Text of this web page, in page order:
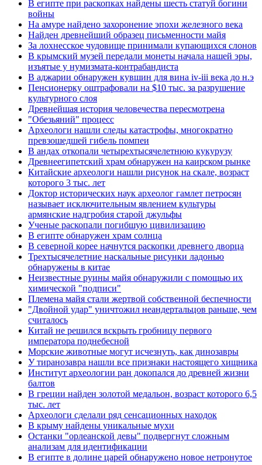
В египте при раскопках найдены шесть статуй богини
войны
На амуре найдено захоронение эпохи железного века
Найден древнейший образец письменности майя
За лохнесское чудовище принимали купающихся слонов
В крымский музей передали монеты начала нашей эры,
изъятые у нумизмата-контрабандиста
В аджарии обнаружен кувшин для вина iv-iii века до н.э
Пенсионерку оштрафовали на $10 тыс. за разрушение
культурного слоя
Древнейшая история человечества пересмотрена
"Обезьяний" процесс
Археологи нашли следы катастрофы, многократно
превзошедшей гибель помпеи
В андах откопали четырехтысячелетнюю кукурузу
Древнеегипетский храм обнаружен на каирском рынке
Китайские археологи нашли рисунок на скале, возраст
которого 3 тыс. лет
Доктор исторических наук археолог гамлет петросян
называет исключительным явлением культуры
армянские надгробия старой джульфы
Ученые раскопали погибшую цивилизацию
В египте обнаружен храм солнца
В северной корее начнутся раскопки древнего дворца
Трехтысячелетние наскальные рисунки ладонью
обнаружены в китае
Неизвестные руины майя обнаружили с помощью их
химической "подписи"
Племена майя стали жертвой собственной беспечности
"Двойной удар" уничтожил неандертальцов раньше, чем
считалось
Китай не решился вскрыть гробницу первого
императора поднебесной
Морские животные могут исчезнуть, как динозавры
У тиранозавра нашли все признаки настоящего хищника
Институт археологии ран докопался до древней жизни
балтов
В греции найден золотой медальон, возраст которого 6,5
тыс. лет
Археологи сделали ряд сенсационных находок
В крыму найдены уникальные мухи
Останки "орлеанской девы" подвергнут сложным
анализам для идентификации
В египте в долине царей обнаружено новое нетронутое